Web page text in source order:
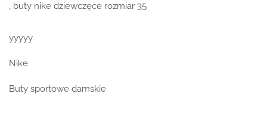
, buty nike dziewczęce rozmiar 35
yyyyy
Nike
Buty sportowe damskie